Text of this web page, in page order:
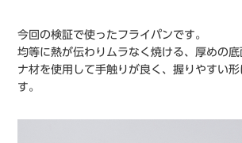
今回の検証で使ったフライパンです。
均等に熱が伝わりムラなく焼ける、厚めの
ナ材を使用して手触りが良く、握りやすい
す。